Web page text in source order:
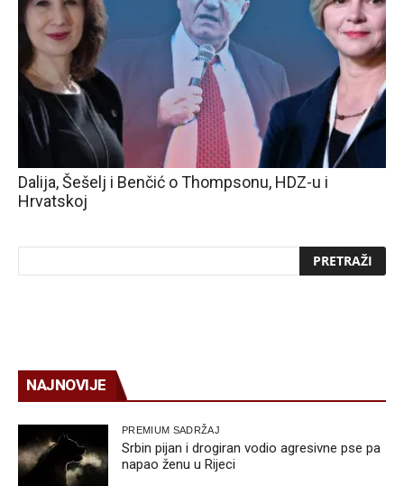
Dalija, Šešelj i Benčić o Thompsonu, HDZ-u i
Hrvatskoj
NAJNOVIJE
PREMIUM SADRŽAJ
Srbin pijan i drogiran vodio agresivne pse pa
napao ženu u Rijeci